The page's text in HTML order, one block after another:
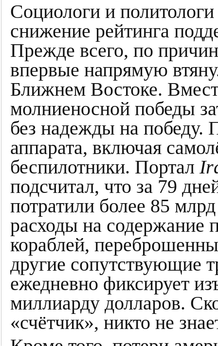
Социологи и
снижение рейтинга
Прежде всего, по
впервые напрямую
Ближнем Востоке.
молниеносной победы
без надежды на победу.
аппарата, включая
беспилотники. Портал
подсчитал, что за 79
потратили более 85
расходы на содержание
кораблей,
другие сопутствующие
ежедневно фиксирует
миллиарду долларов.
«счётчик», никто не